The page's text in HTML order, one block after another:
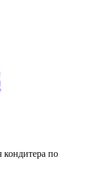
кондитера по